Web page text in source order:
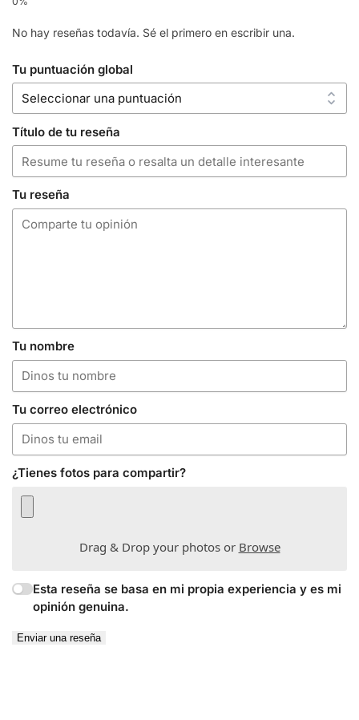
No hay reseñas todavía. Sé el primero en escribir una.
Tu puntuación global
Título de tu reseña
Tu reseña
Tu nombre
Tu correo electrónico
¿Tienes fotos para compartir?
Drag & Drop your photos or Browse
Esta reseña se basa en mi propia experiencia y es mi
opinión genuina.
Enviar una reseña